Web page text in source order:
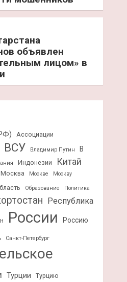
объявлен
лицом» в
Ассоциации
ВСУ Владимир Путин
В
Индонезии Китай
Москва Москве Москву
Образование Политика
Республика
России Россию
Санкт-Петербург
Турции Турцию